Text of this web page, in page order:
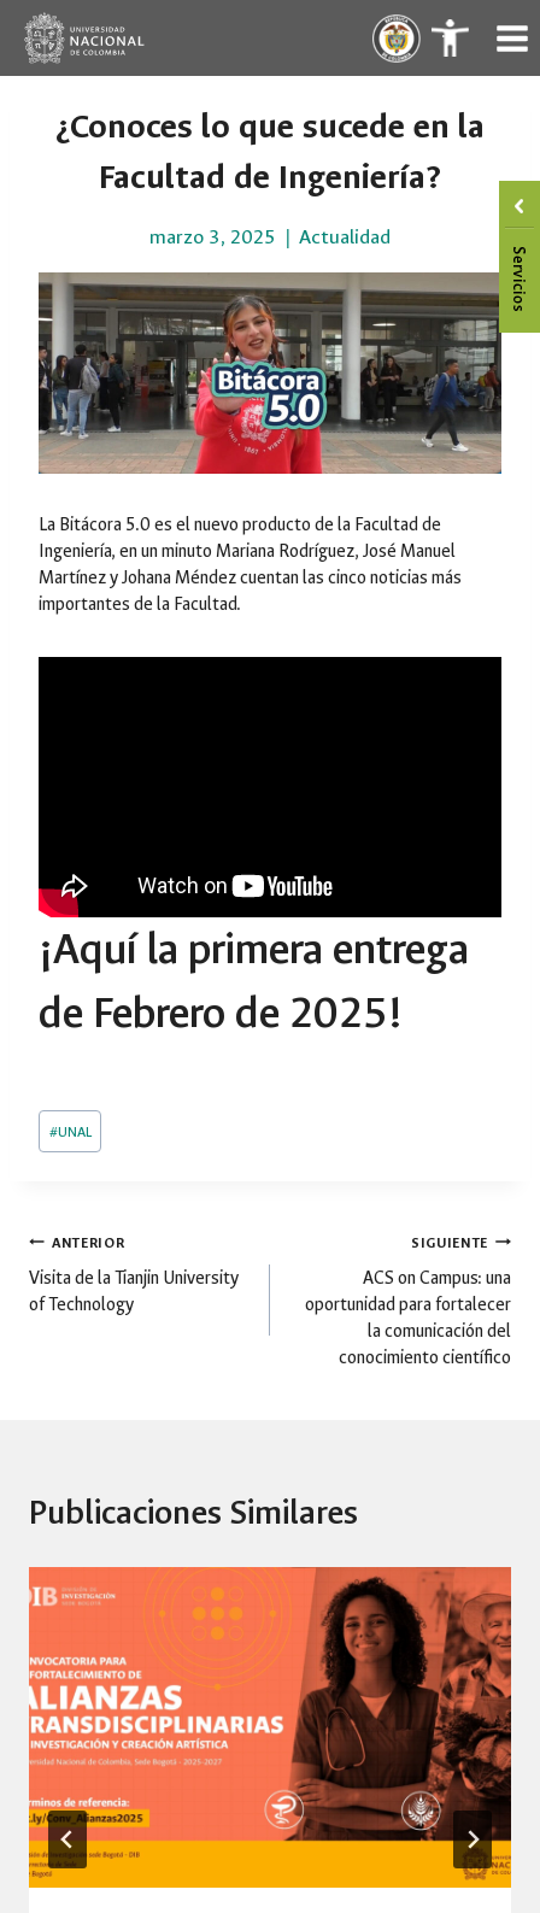
Saltar
contenido
. .
¿Conoces lo que sucede en la
Facultad de Ingeniería?
marzo 3, 2025 Actualidad
La Bitácora 5.0 es el nuevo producto de la Facultad de
Ingeniería, en un minuto Mariana Rodríguez, José Manuel
Martínez y Johana Méndez cuentan las cinco noticias más
importantes de la Facultad.
¡Aquí la primera entrega
de Febrero de 2025!
Etiquetas
de
#UNAL
Navegación
de
ANTERIOR
Visita de la Tianjin University
of Technology
SIGUIENTE
ACS on Campus: una
oportunidad para fortalecer
la comunicación del
conocimiento científico
Publicaciones Similares